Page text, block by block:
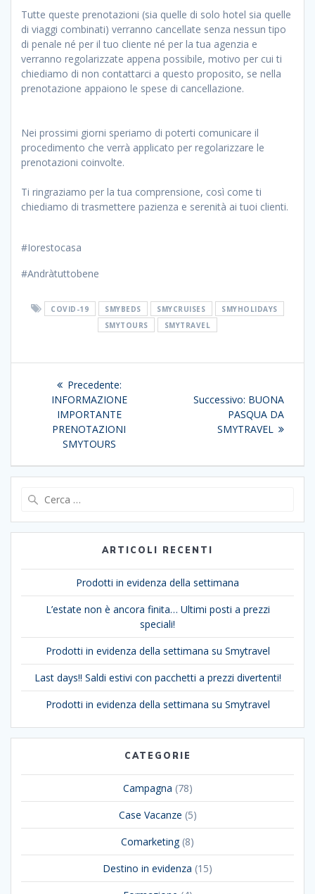
Tutte queste prenotazioni (sia quelle di solo hotel sia quelle
di viaggi combinati) verranno cancellate senza nessun tipo
di penale né per il tuo cliente né per la tua agenzia e
verranno regolarizzate appena possibile, motivo per cui ti
chiediamo di non contattarci a questo proposito, se nella
prenotazione appaiono le spese di cancellazione.
Nei prossimi giorni speriamo di poterti comunicare il
procedimento che verrà applicato per regolarizzare le
prenotazioni coinvolte.
Ti ringraziamo per la tua comprensione, così come ti
chiediamo di trasmettere pazienza e serenità ai tuoi clienti.
#Iorestocasa
#Andràtuttobene
COVID-19 SMYBEDS SMYCRUISES
SMYHOLIDAYS
SMYTOURS
SMYTRAVEL
Navigazione
articoli
Precedente:Articolo
precedente:
INFORMAZIONE
IMPORTANTE
PRENOTAZIONI
SMYTOURS
Successivo: Articolo
successivo:
BUONA
PASQUA DA
SMYTRAVEL
ARTICOLI RECENTI
Prodotti in evidenza della settimana
L’estate non è ancora finita… Ultimi posti a prezzi
speciali!
Prodotti in evidenza della settimana su Smytravel
Last days!! Saldi estivi con pacchetti a prezzi divertenti!
Prodotti in evidenza della settimana su Smytravel
CATEGORIE
Campagna (78)
Case Vacanze (5)
Comarketing(8)
Destino in evidenza (15)